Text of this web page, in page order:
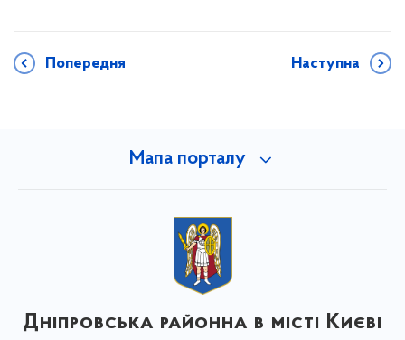
Попередня Наступна
Мапа порталу
Дніпровська районна в місті Києві